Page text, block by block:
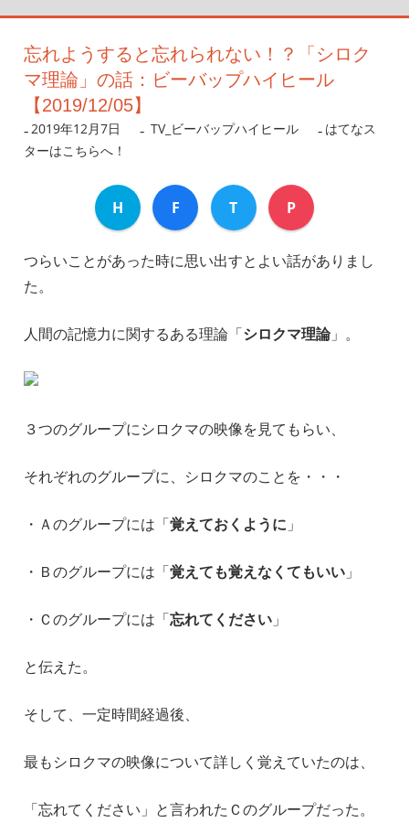
忘れようすると忘れられない！？「シロク
マ理論」の話：ビーバップハイヒール
【2019/12/05】
2019年12月7日 nanigoto
TV_ビーバップハイヒール
はてなス
ターはこちらへ！
H F T P
つらいことがあった時に思い出すとよい話がありまし
た。
人間の記憶力に関するある理論「シロクマ理論」。
３つのグループにシロクマの映像を見てもらい、
それぞれのグループに、シロクマのことを・・・
・Ａのグループには「覚えておくように 」
・Ｂのグループには「覚えても覚えなくてもいい」
・Ｃのグループには「忘れてください」
と伝えた。
そして、一定時間経過後、
最もシロクマの映像について詳しく覚えていたのは、
「忘れてください」と言われたＣのグループだった。